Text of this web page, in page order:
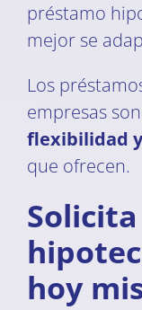
préstamo
mejor se
Los
empresas
flexibilidad
que ofrecen.
hoy